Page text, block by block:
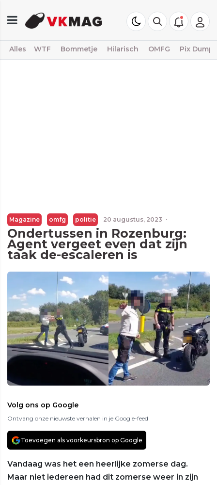
Alles WTF Bommetje Hilarisch OMFG Pix Dump
Magazine omfg politie 20 augustus, 2023 ·
Ondertussen in Rozenburg:
Agent vergeet even dat zijn
taak de-escaleren is
Volg ons op Google
Ontvang onze nieuwste verhalen in je Google-feed
Toevoegen als voorkeursbron op Google
Vandaag was het een heerlijke zomerse dag.
Maar niet iedereen had dit zomerse weer in zijn